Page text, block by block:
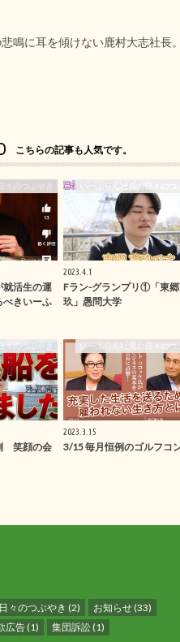
鳴に耳を傾けない鹿村大志社長
こちらの記事も人気です。
就活生の運
べきいーふ
いーふらん社員の日々のつ
2023.4.1
Fラン-グランプリ①「東
玖」愚問大学
々のつぶやき
笑顔の会
いーふらん社員の日々のつ
2023.3.15
3/15 毎月恒例のゴルフコ
々のつぶやき (2) お知らせ(33)
広告(1) 集団訴訟(1)